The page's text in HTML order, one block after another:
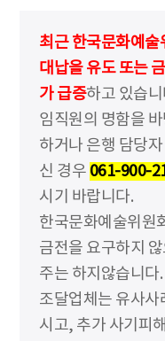
최근 한국문화예술
대납을 유도 또는
가 급증하고 있습
임직원의 명함을
하거나 은행 담당
신 경우 061-900-
시기 바랍니다.
한국문화예술위원
금전을 요구하지
주는 하지않습니다.
조달업체는 유사사
시고, 추가 사기피